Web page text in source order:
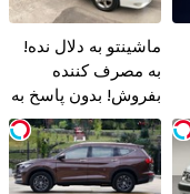
ماشینتو به دلال نده!
به مصرف کننده
بفروش! بدون پاسخ به
یک تماس